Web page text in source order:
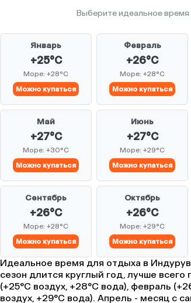
Выберите идеальное время
Январь
+25°C
Море: +28°C
Можно купаться
Февраль
+26°C
Море: +28°C
Можно купаться
Май
+27°C
Море: +30°C
Можно купаться
Июнь
+27°C
Море: +29°C
Можно купаться
Сентябрь
+26°C
Море: +28°C
Можно купаться
Октябрь
+26°C
Море: +29°C
Можно купаться
Идеальное время для отдыха в
сезон длится круглый год, лучше
(+25°C воздух, +28°C вода), февраль
воздух, +29°C вода). Апрель - месяц с